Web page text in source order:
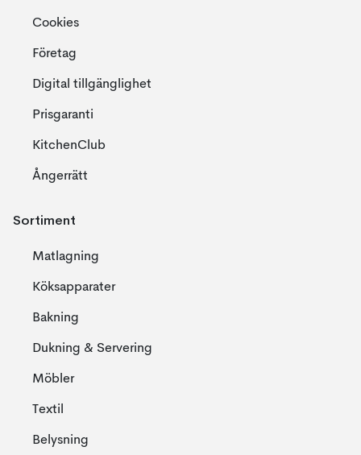
Cookies
Företag
Digital tillgänglighet
Prisgaranti
KitchenClub
Ångerrätt
Sortiment
Matlagning
Köksapparater
Bakning
Dukning & Servering
Möbler
Textil
Belysning